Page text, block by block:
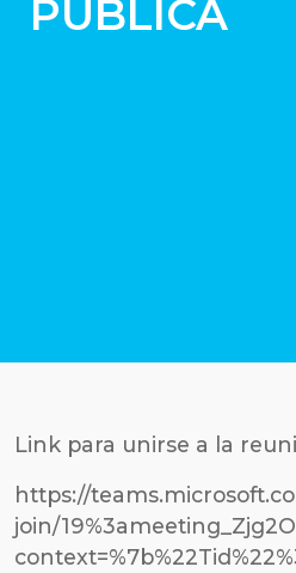
PÚBLICA
Link para unirse a la
https://
join/